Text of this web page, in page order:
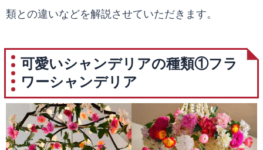
類との違いなどを解説させていただきます。
可愛いシャンデリアの種類①フラ
ワーシャンデリア